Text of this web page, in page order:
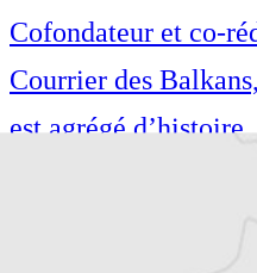
Cofondateur et co-
Courrier des
est agrégé